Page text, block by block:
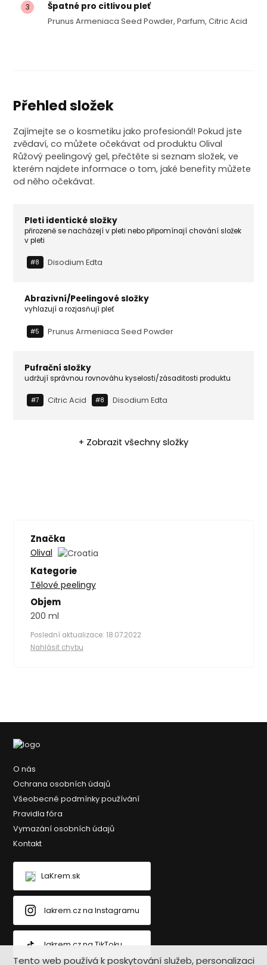
3 Špatné pro citlivou pleť
Prunus Armeniaca Seed Powder, Parfum, Citric Acid
Přehled složek
Zajímejte se o kosmetiku jako profesionál! Pokud jste
zvědaví, co můžete očekávat od produktu Olival
Růžový peelingový gel, přečtěte si seznam složek, ve
kterém najdete informace o tom, jaké benefity můžete
od něho očekávat.
Pleti identické složky
přirozeně se nacházejí v pleti nebo připomínají chování složek
v pleti
#8 Disodium Edta
Abrazivní/Peelingové složky
vyhlazují a rozjasňují pleť
#5 Prunus Armeniaca Seed Powder
Pufrační složky
udržují správnou rovnováhu kyselosti/zásaditosti produktu
#7 Citric Acid #8 Disodium Edta
+ Zobrazit všechny složky
Značka
Olival
Kategorie
Tělové peelingy
Objem
200 ml
Poslední aktualizace: 18.07.2022
Nahlásit chybu
O nás
Ochrana osobních údajů
Všeobecné podmínky používání
Pravidla fóra
Vymazání osobních údajů
Kontakt
LaKrem.sk
lakrem.cz na Instagramu
lakrem.cz na TikToku
Tento web používá k poskytování služeb, personalizaci